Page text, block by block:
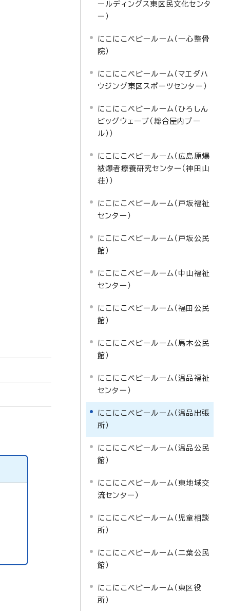
ールディングス東区民文化センタ
ー）
にこにこベビールーム（一心整骨
院）
にこにこベビールーム（マエダハ
ウジング東区スポーツセンター）
にこにこベビールーム（ひろしん
ビッグウェーブ（総合屋内プー
ル））
にこにこベビールーム（広島原爆
被爆者療養研究センター（神田山
荘））
にこにこベビールーム（戸坂福祉
センター）
にこにこベビールーム（戸坂公民
館）
にこにこベビールーム（中山福祉
センター）
にこにこベビールーム（福田公民
館）
にこにこベビールーム（馬木公民
館）
にこにこベビールーム（温品福祉
センター）
にこにこベビールーム（温品出張
所）
にこにこベビールーム（温品公民
館）
にこにこベビールーム（東地域交
流センター）
にこにこベビールーム（児童相談
所）
にこにこベビールーム（二葉公民
館）
にこにこベビールーム（東区役
所）